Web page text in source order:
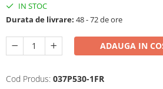
IN STOC
Durata de livrare: 48 - 72 de ore
ADAUGA IN
Cod Produs: 037P530-1FR